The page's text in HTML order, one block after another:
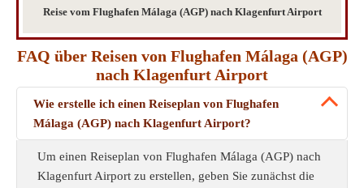
Reise vom Flughafen Málaga (AGP) nach Klagenfurt Airport
FAQ über Reisen von Flughafen Málaga (AGP)
nach Klagenfurt Airport
Wie erstelle ich einen Reiseplan von Flughafen
Málaga (AGP) nach Klagenfurt Airport?
Um einen Reiseplan von Flughafen Málaga (AGP) nach
Klagenfurt Airport zu erstellen, geben Sie zunächst die